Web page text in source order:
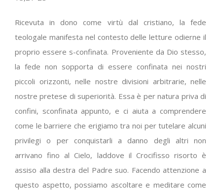
Ricevuta in dono come virtù dal cristiano, la fede
teologale manifesta nel contesto delle letture odierne il
proprio essere s-confinata. Proveniente da Dio stesso,
la fede non sopporta di essere confinata nei nostri
piccoli orizzonti, nelle nostre divisioni arbitrarie, nelle
nostre pretese di superiorità. Essa è per natura priva di
confini, sconfinata appunto, e ci aiuta a comprendere
come le barriere che erigiamo tra noi per tutelare alcuni
privilegi o per conquistarli a danno degli altri non
arrivano fino al Cielo, laddove il Crocifisso risorto è
assiso alla destra del Padre suo. Facendo attenzione a
questo aspetto, possiamo ascoltare e meditare come